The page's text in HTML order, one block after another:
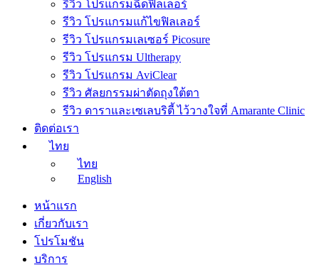
รีวิว โปรแกรมฉีดฟิลเลอร์
รีวิว โปรแกรมแก้ไขฟิลเลอร์
รีวิว โปรแกรมเลเซอร์ Picosure
รีวิว โปรแกรม Ultherapy
รีวิว โปรแกรม AviClear
รีวิว ศัลยกรรมผ่าตัดถุงใต้ตา
รีวิว ดาราและเซเลบริตี้ ไว้วางใจที่ Amarante Clinic
ติดต่อเรา
ไทย
ไทย
English
หน้าแรก
เกี่ยวกับเรา
โปรโมชัน
บริการ